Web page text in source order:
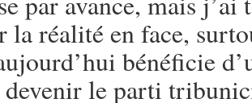
la réalité en face,
bénéficie
devenir le parti